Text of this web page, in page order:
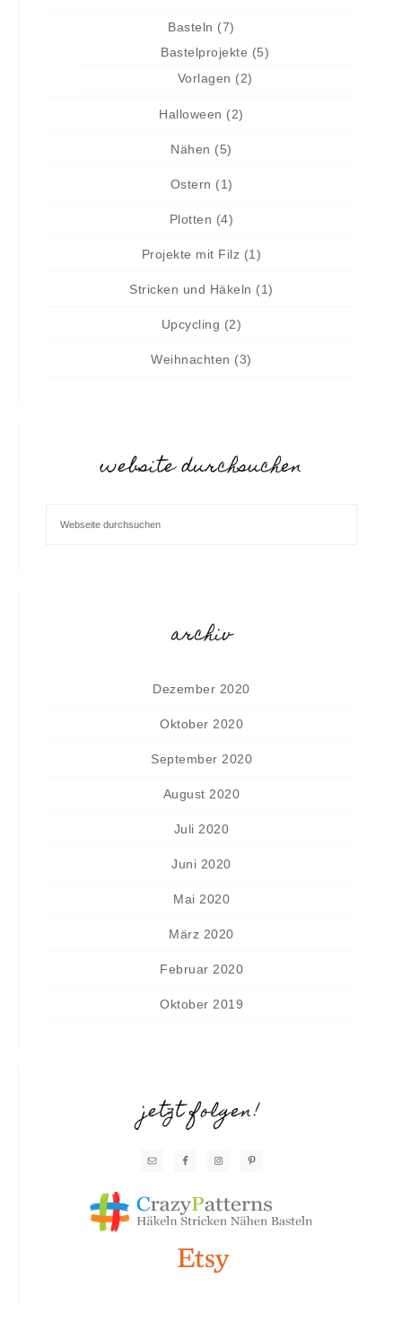
Basteln (7)
Bastelprojekte (5)
Vorlagen (2)
Halloween (2)
Nähen (5)
Ostern (1)
Plotten (4)
Projekte mit Filz (1)
Stricken und Häkeln (1)
Upcycling (2)
Weihnachten (3)
website durchsuchen
archiv
Dezember 2020
Oktober 2020
September 2020
August 2020
Juli 2020
Juni 2020
Mai 2020
März 2020
Februar 2020
Oktober 2019
jetzt folgen!